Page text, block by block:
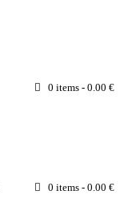
0 items - 0.00 €
0 items - 0.00 €